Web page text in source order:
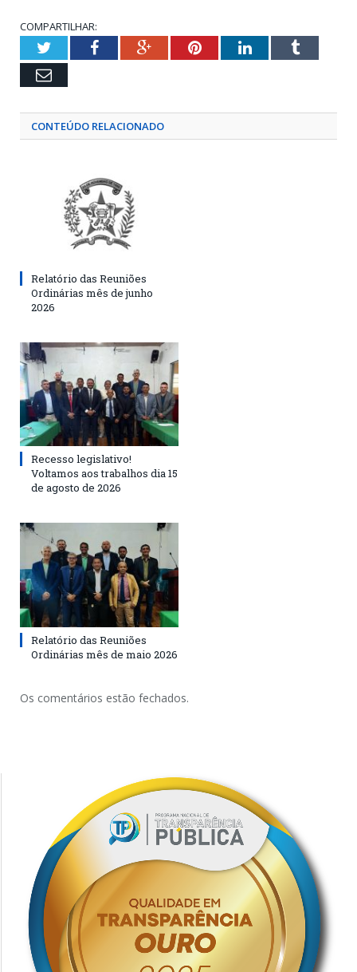
COMPARTILHAR:
TwitterFacebookGoogle+PinterestLinkedInTumblr
Email
CONTEÚDO RELACIONADO
Relatório das Reuniões
Ordinárias mês de junho
2026
Recesso legislativo!
Voltamos aos trabalhos dia 15
de agosto de 2026
Relatório das Reuniões
Ordinárias mês de maio 2026
Os comentários estão fechados.